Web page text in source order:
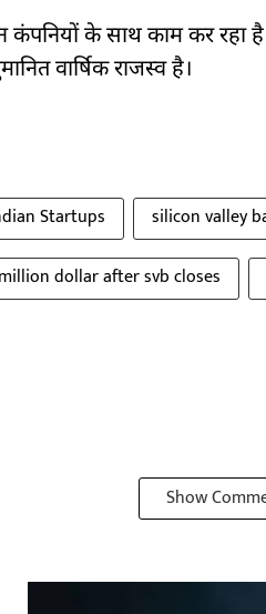
कंपनियों के साथ काम कर
वार्षिक राजस्व है।
Startups silicon valley
dollar after svb closes
Show